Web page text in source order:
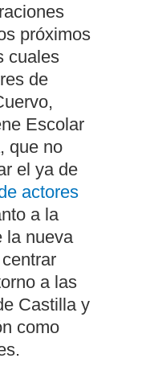
próximos
cuales
de
Escolar
que no
el ya de
actores
a la
la nueva
a las
Castilla y
como